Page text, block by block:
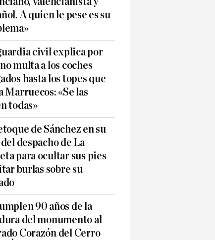
A quien le pese es su
civil explica por
multa a los coches
hasta los topes que
Marruecos: «Se las
todas»
de Sánchez en su
despacho de La
para ocultar sus pies
burlas sobre su
90 años de la
del monumento al
Corazón del Cerro